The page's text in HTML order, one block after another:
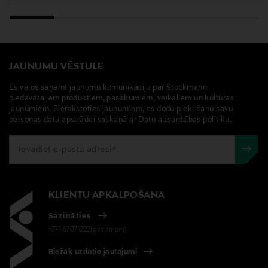
JAUNUMU VĒSTULE
Es vēlos saņemt jaunumu komunikāciju par Stockmann
piedāvātajiem produktiem, pasākumiem, veikaliem un kultūras
jaunumiem. Pierakstoties jaunumiem, es dodu piekrišanu savu
personas datu apstrādei saskaņā ar Datu aizsardzības politiku.
KLIENTU APKALPOŠANA
Sazināties
+371 67071222(pvm/mpm)
Biežāk uzdotie jautājumi